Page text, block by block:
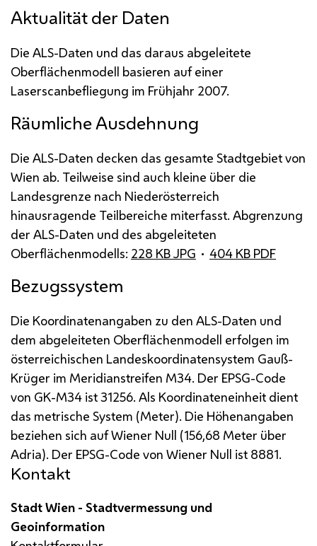
Aktualität der Daten
Die ALS-Daten und das daraus abgeleitete
Oberflächenmodell basieren auf einer
Laserscanbefliegung im Frühjahr 2007.
Räumliche Ausdehnung
Die ALS-Daten decken das gesamte Stadtgebiet von
Wien ab. Teilweise sind auch kleine über die
Landesgrenze nach Niederösterreich
hinausragende Teilbereiche miterfasst. Abgrenzung
der ALS-Daten und des abgeleiteten
Oberflächenmodells: 228 KBJPG • 404 KB PDF
Bezugssystem
Die Koordinatenangaben zu den ALS-Daten und
dem abgeleiteten Oberflächenmodell erfolgen im
österreichischen Landeskoordinatensystem Gauß-
Krüger im Meridianstreifen M34. Der EPSG-Code
von GK-M34 ist 31256. Als Koordinateneinheit dient
das metrische System (Meter). Die Höhenangaben
beziehen sich auf Wiener Null (156,68 Meter über
Adria). Der EPSG-Code von Wiener Null ist 8881.
Kontakt
Stadt Wien - Stadtvermessung und
Geoinformation